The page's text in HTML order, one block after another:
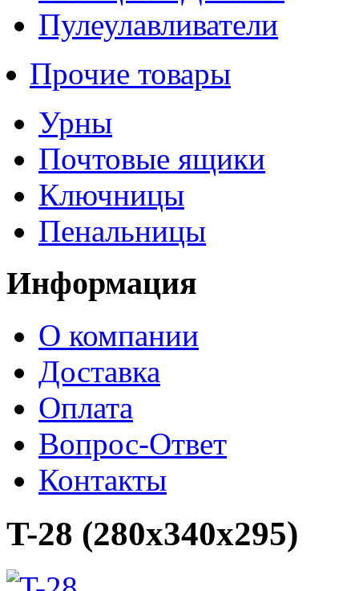
Пулеулавливатели
Прочие товары
Урны
Почтовые ящики
Ключницы
Пенальницы
Информация
О компании
Доставка
Оплата
Вопрос-Ответ
Контакты
T-28 (280x340x295)